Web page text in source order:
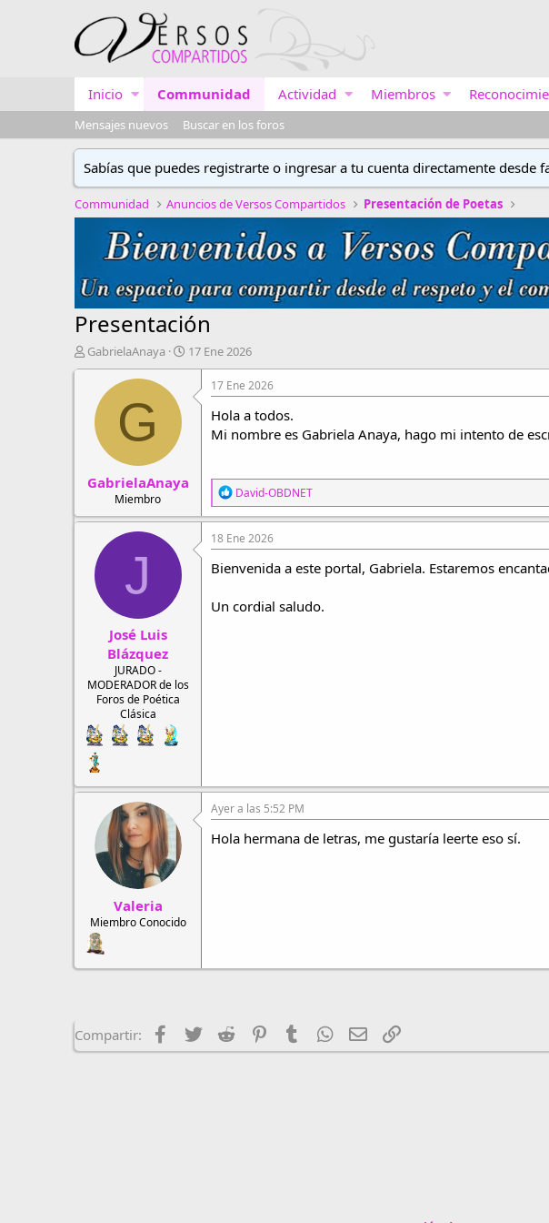
Inicio Communidad Actividad Miembros
Mensajes nuevos Buscar en los foros
Sabías que puedes registrarte o ingresar a tu cuenta directamente
Communidad Anuncios de Versos Compartidos Presentación de Poetas
Presentación
A
u
i
o
GabrielaAnaya
F
e
h
n
c
o
17 Ene 2026
G
GabrielaAnaya
Miembro
17 Ene 2026
Hola a todos.
Mi nombre es Gabriela Anaya, hago mi intento de
R
e
a
c
c
i
o
e
David-OBDNET
J
José Luis
Blázquez
JURADO -
MODERADOR de los
Foros de Poética
Clásica
18 Ene 2026
Bienvenida a este portal, Gabriela. Estaremos
Un cordial saludo.
Valeria
Miembro Conocido
Ayer a las 5:52 PM
Hola hermana de letras, me gustaría leerte eso sí.
Compartir: Facebook
TwitterReddit PinterestTumblrWhatsApp
EmailEnlace